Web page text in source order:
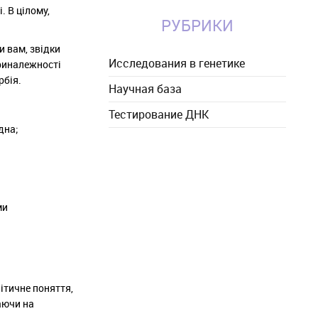
В цілому,
вам, звідки
поняття,
на
РУБРИКИ
Исследования в генетике
Научная база
Тестирование ДНК